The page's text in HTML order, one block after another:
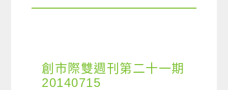
創市際雙週刊第二十一期
20140715